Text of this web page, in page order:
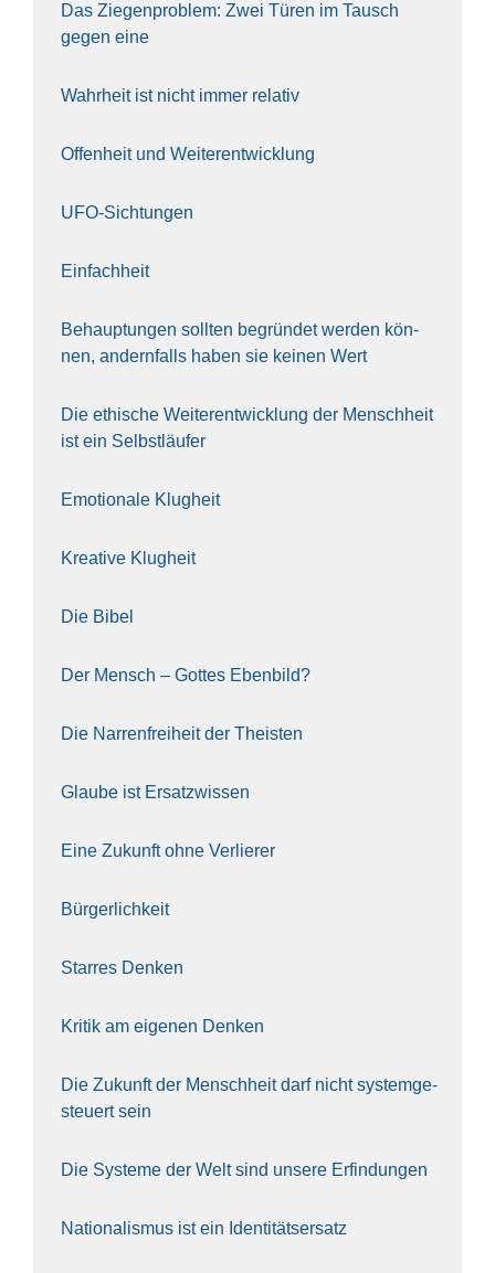
Das Zie­gen­pro­blem: Zwei Türen im Tausch
gegen eine
Wahr­heit ist nicht immer rela­tiv
Offen­heit und Wei­ter­ent­wick­lung
UFO-Sich­tun­gen
Ein­fach­heit
Behaup­tun­gen soll­ten begrün­det wer­den kön­
nen, andern­falls haben sie kei­nen Wert
Die ethi­sche Wei­ter­ent­wick­lung der Mensch­heit
ist ein Selbst­läu­fer
Emo­tio­na­le Klug­heit
Krea­ti­ve Klug­heit
Die Bibel
Der Mensch – Got­tes Eben­bild?
Die Nar­ren­frei­heit der The­is­ten
Glau­be ist Ersatz­wis­sen
Eine Zukunft ohne Ver­lie­rer
Bür­ger­lich­keit
Star­res Den­ken
Kri­tik am eige­nen Den­ken
Die Zukunft der Mensch­heit darf nicht sys­tem­ge­
steu­ert sein
Die Sys­te­me der Welt sind unse­re Erfin­dun­gen
Natio­na­lis­mus ist ein Iden­ti­täts­er­satz